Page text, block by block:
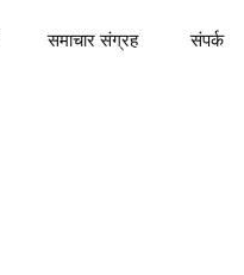
समाचार संग्रह संपर्क